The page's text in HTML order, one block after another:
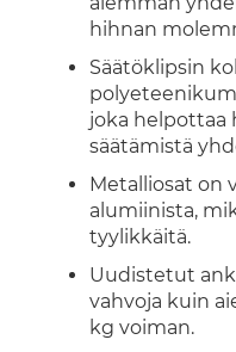
hihnan
Säätöklipsin
joka helpottaa
säätämistä
Metalliosat on
alumiinista,
tyylikkäitä.
Uudistetut
vahvoja kuin
kg voiman.